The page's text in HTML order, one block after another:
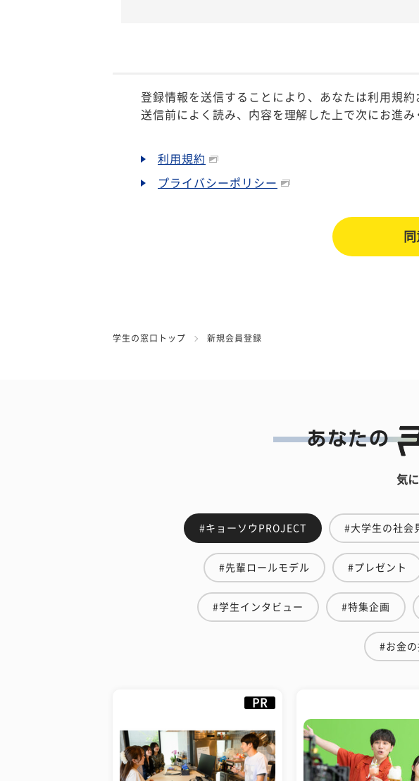
登録情報を送信することにより、あなたは利用規
送信前によく読み、内容を理解した上で次にお進み
利用規約
プライバシーポリシー
学生の窓口トップ 新規会員登録
気
#キョーソウPROJECT #大学生の社会
#先輩ロールモデル #プレゼント
#学生インタビュー #特集企画
#お金の
PR